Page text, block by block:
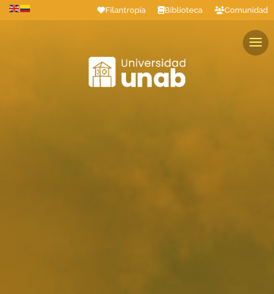
Filantropía Biblioteca Comunidad
Estudiantes Profesores Colaboradores Graduados